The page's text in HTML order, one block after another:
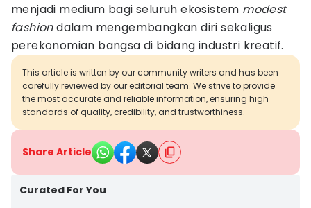
menjadi medium bagi seluruh ekosistem modest
fashiondalam mengembangkan diri sekaligus
perekonomian bangsa di bidang industri kreatif.
This article is written by our community writers and has been
carefully reviewed by our editorial team. We strive to provide
the most accurate and reliable information, ensuring high
standards of quality, credibility, and trustworthiness.
Share Article
Curated For You